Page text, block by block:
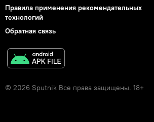
Правила применения рекомендательных
технологий
Обратная связь
© 2026 Sputnik Все права защищены. 18+